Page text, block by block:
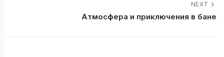
NEXT
Атмосфера и приключения в бане